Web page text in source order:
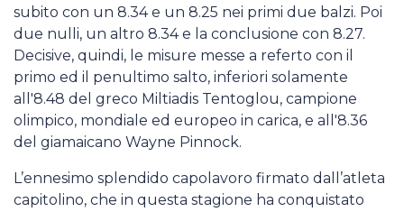
subito con un 8.34 e un 8.25 nei primi due balzi. Poi
due nulli, un altro 8.34 e la conclusione con 8.27.
Decisive, quindi, le misure messe a referto con il
primo ed il penultimo salto, inferiori solamente
all'8.48 del greco Miltiadis Tentoglou, campione
olimpico, mondiale ed europeo in carica, e all'8.36
del giamaicano Wayne Pinnock.
L’ennesimo splendido capolavoro firmato dall’atleta
capitolino, che in questa stagione ha conquistato